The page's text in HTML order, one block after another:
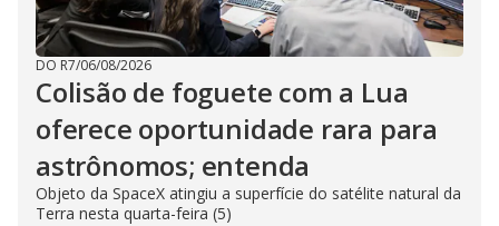
DO R7/06/08/2026
Colisão de foguete com a Lua
oferece oportunidade rara para
astrônomos; entenda
Objeto da SpaceX atingiu a superfície do satélite natural da
Terra nesta quarta-feira (5)